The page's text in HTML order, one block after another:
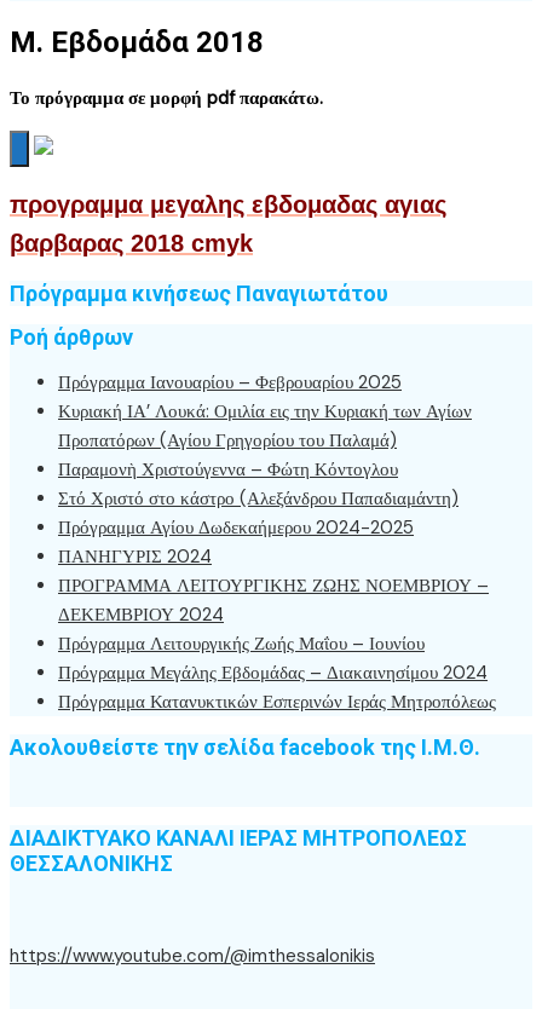
Μ. Εβδομάδα 2018
Το πρόγραμμα σε μορφή pdf παρακάτω.
προγραμμα μεγαλης εβδομαδας αγιας
βαρβαρας 2018 cmyk
Πρόγραμμα κινήσεως Παναγιωτάτου
Ροή άρθρων
Πρόγραμμα Ιανουαρίου – Φεβρουαρίου 2025
Κυριακή ΙΑ’ Λουκά: Ομιλία εις την Κυριακή των Αγίων
Προπατόρων (Αγίου Γρηγορίου του Παλαμά)
Παραμονὴ Χριστούγεννα – Φώτη Κόντογλου
Στό Χριστό στο κάστρο (Αλεξάνδρου Παπαδιαμάντη)
Πρόγραμμα Αγίου Δωδεκαήμερου 2024-2025
ΠΑΝΗΓΥΡΙΣ 2024
ΠΡΟΓΡΑΜΜΑ ΛΕΙΤΟΥΡΓΙΚΗΣ ΖΩΗΣ ΝΟΕΜΒΡΙΟΥ –
ΔΕΚΕΜΒΡΙΟΥ 2024
Πρόγραμμα Λειτουργικής Ζωής Μαΐου – Ιουνίου
Πρόγραμμα Μεγάλης Εβδομάδας – Διακαινησίμου 2024
Πρόγραμμα Κατανυκτικών Εσπερινών Ιεράς Μητροπόλεως
Ακολουθείστε την σελίδα facebook της Ι.Μ.Θ.
ΔΙΑΔΙΚΤΥΑΚΟ ΚΑΝΑΛΙ ΙΕΡΑΣ ΜΗΤΡΟΠΟΛΕΩΣ
ΘΕΣΣΑΛΟΝΙΚΗΣ
https://www.youtube.com/@imthessalonikis